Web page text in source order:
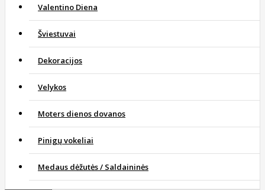
Valentino Diena
Šviestuvai
Dekoracijos
Velykos
Moters dienos dovanos
Pinigų vokeliai
Medaus dėžutės / Saldaininės